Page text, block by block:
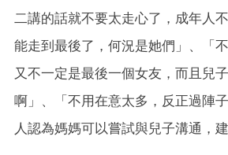
二講的話就不要太走心了，成年人
能走到最後了，何況是她們」、「
又不一定是最後一個女友，而且兒
啊」、「不用在意太多，反正過陣
人認為媽媽可以嘗試與兒子溝通，